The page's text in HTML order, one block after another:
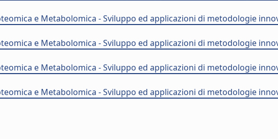
e Metabolomica - Sviluppo ed applicazioni di metodologie
e Metabolomica - Sviluppo ed applicazioni di metodologie
e Metabolomica - Sviluppo ed applicazioni di metodologie
e Metabolomica - Sviluppo ed applicazioni di metodologie